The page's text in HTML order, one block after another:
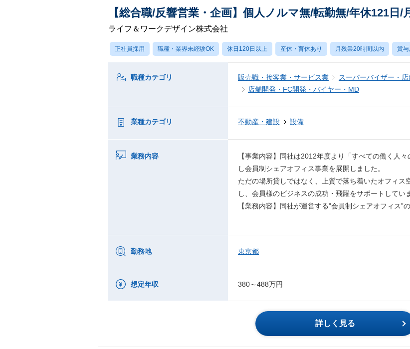
【総合職/反響営業・企画】個人ノルマ無/転勤無/年休121日/
ライフ＆ワークデザイン株式会社
正社員採用 職種・業界未経験OK 休日120日以上 産休・育休あり 月残業20時間以内 賞与
職種カテゴリ 販売職・接客業・サービス業
スーパーバイザー・
店舗開発・FC開発・バイヤー・MD
業種カテゴリ 不動産・建設 設備
業務内容
【事業内容】同社は2012年度より「すべての働く人
し会員制シェアオフィス事業を展開しました。
ただの場所貸しではなく、上質で落ち着いたオフィ
し、会員様のビジネスの成功・飛躍をサポートしてい
【業務内容】同社が運営する”会員制シェアオフィス”
勤務地 東京都
想定年収 380～488万円
詳しく見る